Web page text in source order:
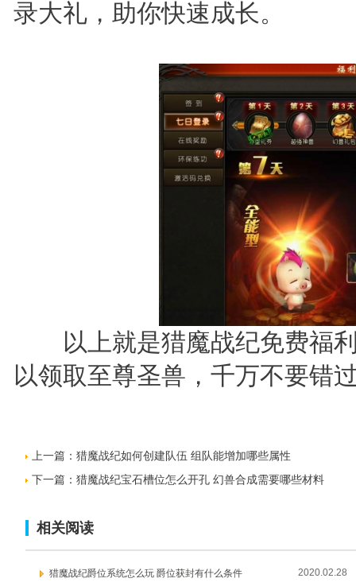
录大礼，助你快速成长。
以上就是猎魔战纪免费福利
以领取至尊圣兽，千万不要错
上一篇： 猎魔战纪如何创建队伍 组队能增加哪些属性
下一篇： 猎魔战纪宝石槽位怎么开孔 幻兽合成需要哪些材料
相关阅读
猎魔战纪爵位系统怎么玩 爵位获封有什么条件 2020.02.28